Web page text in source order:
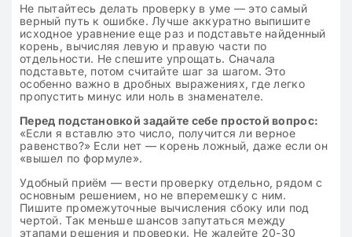
Не пытайтесь делать проверку в уме — это самый
верный путь к ошибке. Лучше аккуратно выпишите
исходное уравнение еще раз и подставьте найденный
корень, вычисляя левую и правую части по
отдельности. Не спешите упрощать. Сначала
подставьте, потом считайте шаг за шагом. Это
особенно важно в дробных выражениях, где легко
пропустить минус или ноль в знаменателе.
Перед подстановкой задайте себе простой вопрос:
«Если я вставлю это число, получится ли верное
равенство?» Если нет — корень ложный, даже если он
«вышел по формуле».
Удобный приём — вести проверку отдельно, рядом с
основным решением, но не вперемешку с ним.
Пишите промежуточные вычисления сбоку или под
чертой. Так меньше шансов запутаться между
этапами решения и проверки. Не жалейте 20-30